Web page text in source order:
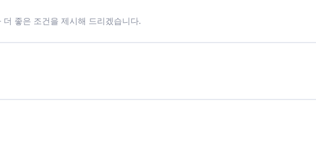
좋은 조건을 제시해 드리겠습니다.